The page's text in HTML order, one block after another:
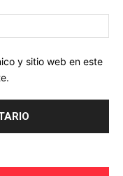
y sitio web en este